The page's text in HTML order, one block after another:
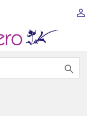

